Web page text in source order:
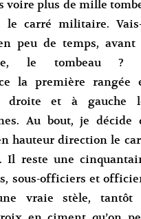
voire plus de mille
le carré militaire.
peu de temps, avant
le tombeau ?
la première rangée
droite et à gauche
Au bout, je décide
hauteur direction le
Il reste une
sous-officiers et
vraie stèle, tantôt